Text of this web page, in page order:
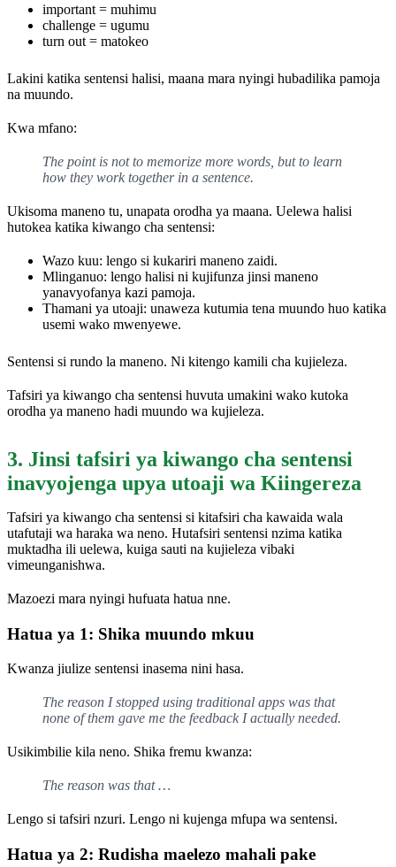
important = muhimu
challenge = ugumu
turn out = matokeo
Lakini katika sentensi halisi, maana mara nyingi hubadilika pamoja
na muundo.
Kwa mfano:
The point is not to memorize more words, but to learn
how they work together in a sentence.
Ukisoma maneno tu, unapata orodha ya maana. Uelewa halisi
hutokea katika kiwango cha sentensi:
Wazo kuu: lengo si kukariri maneno zaidi.
Mlinganuo: lengo halisi ni kujifunza jinsi maneno
yanavyofanya kazi pamoja.
Thamani ya utoaji: unaweza kutumia tena muundo huo katika
usemi wako mwenyewe.
Sentensi si rundo la maneno. Ni kitengo kamili cha kujieleza.
Tafsiri ya kiwango cha sentensi huvuta umakini wako kutoka
orodha ya maneno hadi muundo wa kujieleza.
3. Jinsi tafsiri ya kiwango cha sentensi
inavyojenga upya utoaji wa Kiingereza
Tafsiri ya kiwango cha sentensi si kitafsiri cha kawaida wala
utafutaji wa haraka wa neno. Hutafsiri sentensi nzima katika
muktadha ili uelewa, kuiga sauti na kujieleza vibaki
vimeunganishwa.
Mazoezi mara nyingi hufuata hatua nne.
Hatua ya 1: Shika muundo mkuu
Kwanza jiulize sentensi inasema nini hasa.
The reason I stopped using traditional apps was that
none of them gave me the feedback I actually needed.
Usikimbilie kila neno. Shika fremu kwanza:
The reason was that …
Lengo si tafsiri nzuri. Lengo ni kujenga mfupa wa sentensi.
Hatua ya 2: Rudisha maelezo mahali pake